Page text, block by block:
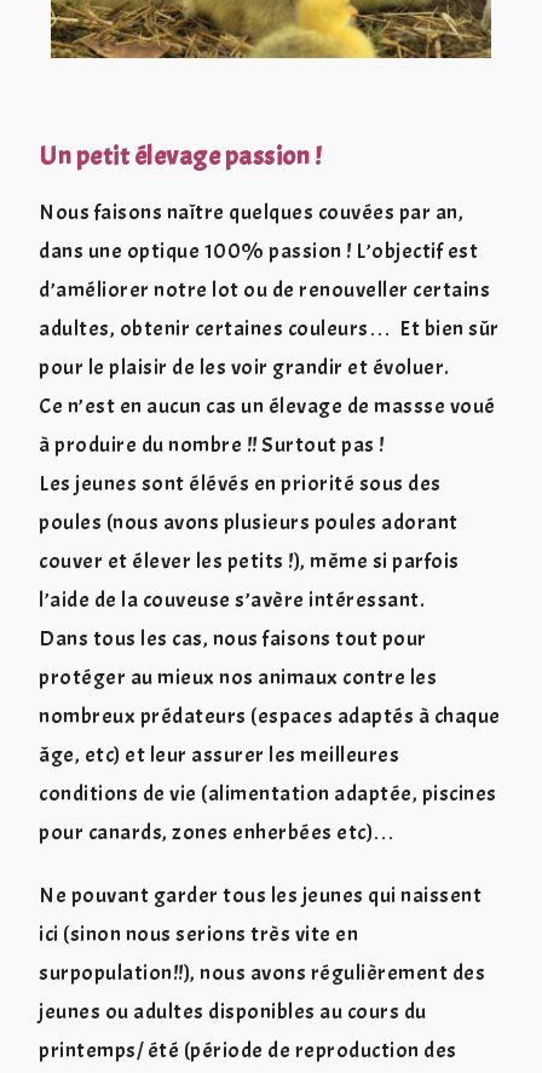
Un petit élevage passion !
Nous faisons naître quelques couvées par an,
dans une optique 100% passion ! L’objectif est
d’améliorer notre lot ou de renouveller certains
adultes, obtenir certaines couleurs… Et bien sûr
pour le plaisir de les voir grandir et évoluer.
Ce n’est en aucun cas un élevage de massse voué
à produire du nombre !! Surtout pas !
Les jeunes sont élévés en priorité sous des
poules (nous avons plusieurs poules adorant
couver et élever les petits !), même si parfois
l’aide de la couveuse s’avère intéressant.
Dans tous les cas, nous faisons tout pour
protéger au mieux nos animaux contre les
nombreux prédateurs (espaces adaptés à chaque
âge, etc) et leur assurer les meilleures
conditions de vie (alimentation adaptée, piscines
pour canards, zones enherbées etc)…
Ne pouvant garder tous les jeunes qui naissent
ici (sinon nous serions très vite en
surpopulation!!), nous avons régulièrement des
jeunes ou adultes disponibles au cours du
printemps/ été (période de reproduction des